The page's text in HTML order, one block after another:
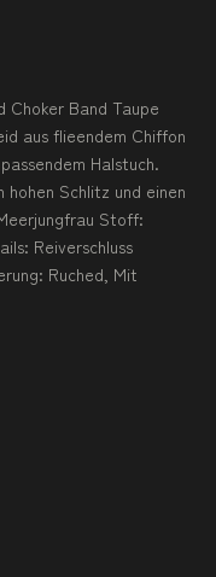
Choker Band Taupe
aus flieendem Chiffon
Halstuch.
Schlitz und einen
Stoff:
Reiverschluss
Ruched, Mit